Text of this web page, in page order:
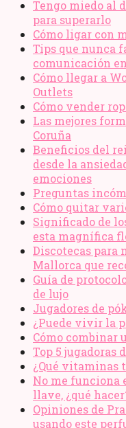
Tengo miedo al
para superarlo
Cómo ligar con
Tips que nunca
comunicación
Cómo llegar a
Outlets
Cómo vender
Las mejores
Coruña
Beneficios del
desde la
emociones
Preguntas
Cómo quitar
Significado de
esta magnífica
Discotecas para
Mallorca que
Guía de
de lujo
Jugadores de
¿Puede vivir la
Cómo combinar
Top 5 jugadoras
¿Qué vitaminas
No me funciona
llave, ¿qué
Opiniones de
usando este